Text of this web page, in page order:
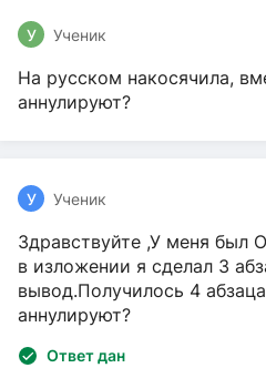
У Ученик
На русском накосячила,
аннулируют?
У Ученик
Здравствуйте ,У меня был
в изложении я сделал 3
вывод.Получилось 4
аннулируют?
Ответ дан